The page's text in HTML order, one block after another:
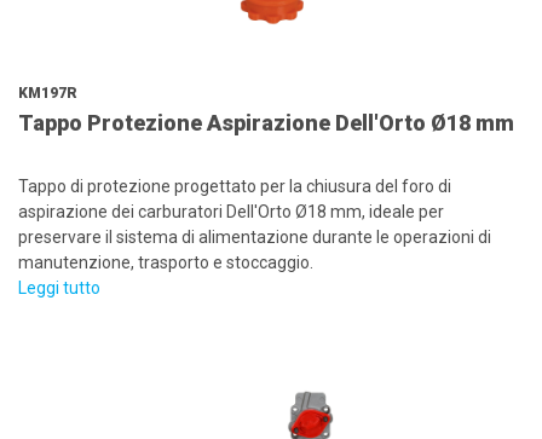
KM197R
Tappo Protezione Aspirazione Dell'Orto Ø18 mm
Tappo di protezione progettato per la chiusura del foro di
aspirazione dei carburatori Dell'Orto Ø18 mm, ideale per
preservare il sistema di alimentazione durante le operazioni di
manutenzione, trasporto e stoccaggio.
Leggi tutto